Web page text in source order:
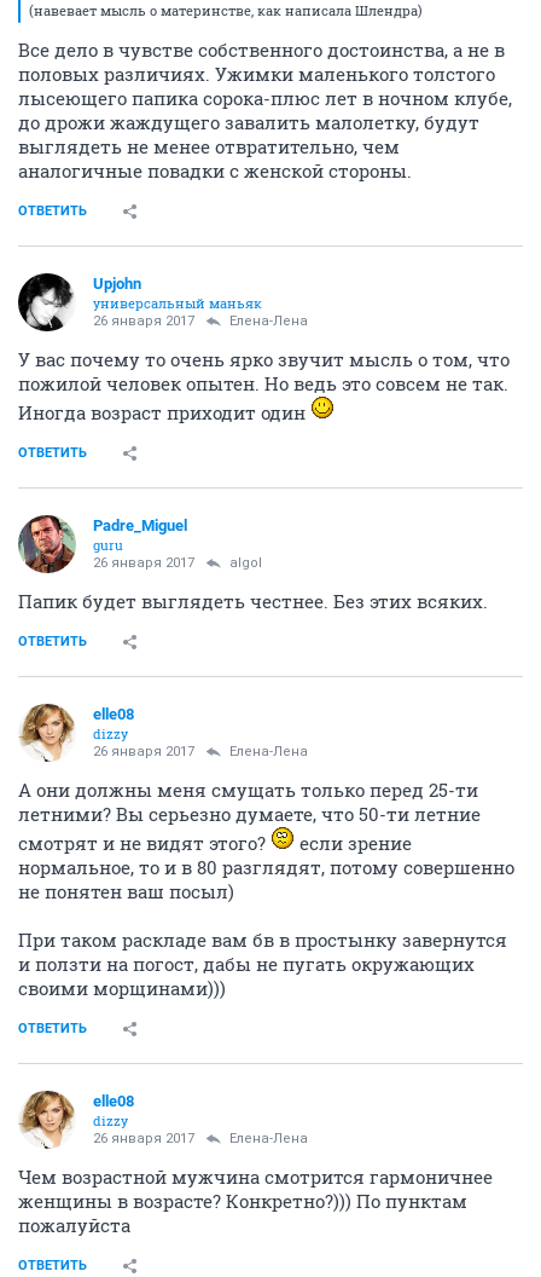
(навевает мысль о материнстве, как написала Шлендра)
Все дело в чувстве собственного достоинства, а не в
половых различиях. Ужимки маленького толстого
лысеющего папика сорока-плюс лет в ночном клубе,
до дрожи жаждущего завалить малолетку, будут
выглядеть не менее отвратительно, чем
аналогичные повадки с женской стороны.
ОТВЕТИТЬ
Upjohn
универсальный маньяк
26 января 2017 Елена-Лена
У вас почему то очень ярко звучит мысль о том, что
пожилой человек опытен. Но ведь это совсем не так.
Иногда возраст приходит один
ОТВЕТИТЬ
Padre_Miguel
guru
26 января 2017 аlgоl
Папик будет выглядеть честнее. Без этих всяких.
ОТВЕТИТЬ
elle08
dizzy
26 января 2017 Елена-Лена
А они должны меня смущать только перед 25-ти
летними? Вы серьезно думаете, что 50-ти летние
смотрят и не видят этого?
если зрение
нормальное, то и в 80 разглядят, потому совершенно
не понятен ваш посыл)
При таком раскладе вам бв в простынку завернутся
и ползти на погост, дабы не пугать окружающих
своими морщинами)))
ОТВЕТИТЬ
elle08
dizzy
26 января 2017 Елена-Лена
Чем возрастной мужчина смотрится гармоничнее
женщины в возрасте? Конкретно?))) По пунктам
пожалуйста
ОТВЕТИТЬ